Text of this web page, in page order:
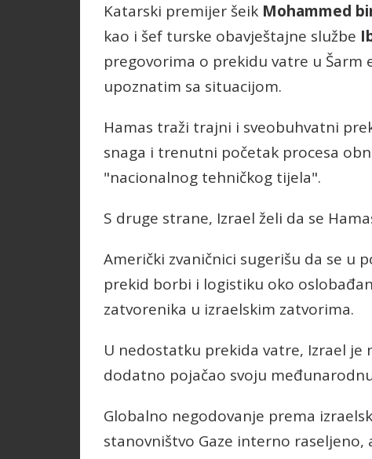
Katarski premijer šeik Mohammed
kao i šef turske obavještajne službe
pregovorima o prekidu vatre u Šarm
upoznatim sa situacijom.
Hamas traži trajni i sveobuhvatni
snaga i trenutni početak procesa
"nacionalnog tehničkog tijela".
S druge strane, Izrael želi da se
Američki zvaničnici sugerišu da se u
prekid borbi i logistiku oko
zatvorenika u izraelskim zatvorima.
U nedostatku prekida vatre, Izrael je
dodatno pojačao svoju
Globalno negodovanje prema
stanovništvo Gaze interno raseljeno,